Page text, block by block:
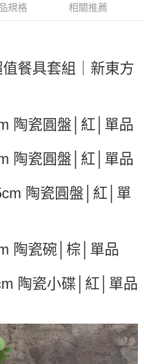
繳費，但若您需要取消訂單，請聯絡
support/home
之「AFTEE先享後付」服務完成之交
以下網址：
辦者引起之損失，本公司不負相關責
度不足之情形，本公司將視審查結果
資訊註冊。若發現惡意使用之情形，
規格 相關推薦
餐具套組｜新東方
陶瓷圓盤│紅│單品
陶瓷圓盤│紅│單品
陶瓷圓盤│紅│單
陶瓷碗│棕│單品
陶瓷小碟│紅│單品